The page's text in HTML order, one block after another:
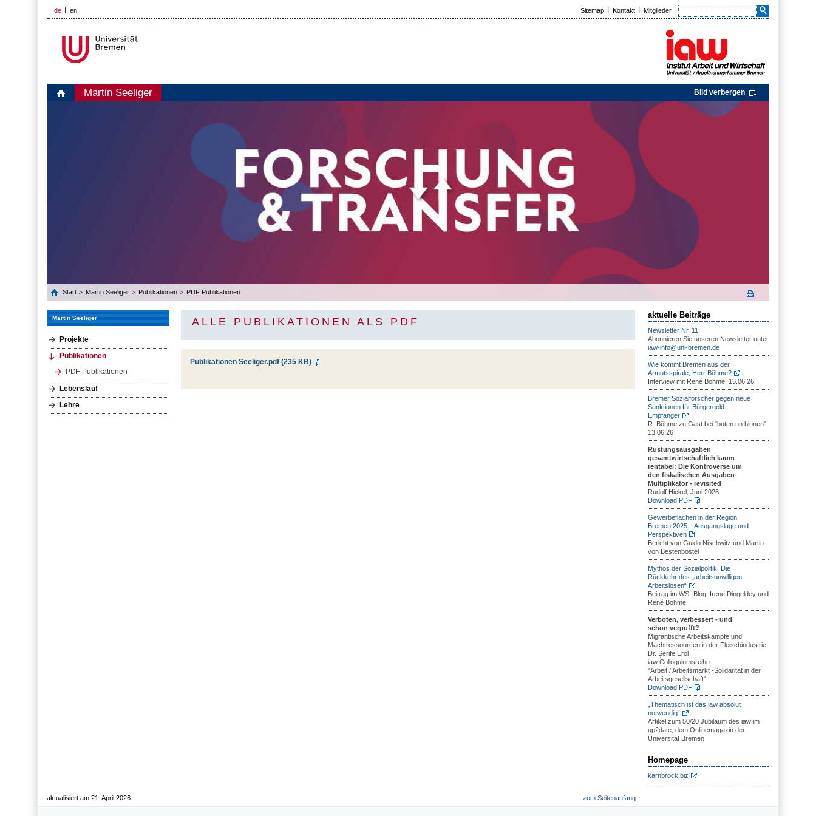
de en Sitemap Kontakt Mitglieder
Martin Seeliger Bild verbergen
Start Martin Seeliger Publikationen PDF Publikationen
Martin Seeliger
Projekte
Publikationen
PDF Publikationen
Lebenslauf
Lehre
ALLE PUBLIKATIONEN ALS PDF
Publikationen Seeliger.pdf (235 KB)
aktuelle Beiträge
Newsletter Nr. 11
Abonnieren Sie unseren Newsletter unter
iaw-info@uni-bremen.de
Wie kommt Bremen aus der
Armutsspirale, Herr Böhme?
Interview mit René Böhme, 13.06.26
Bremer Sozialforscher gegen neue
Sanktionen für Bürgergeld-
Empfänger
R. Böhme zu Gast bei "buten un binnen",
13.06.26
Rüstungsausgaben
gesamtwirtschaftlich kaum
rentabel: Die Kontroverse um
den fiskalischen Ausgaben-
Multiplikator - revisited
Rudolf Hickel, Juni 2026
Download PDF
Gewerbeflächen in der Region
Bremen 2025 – Ausgangslage und
Perspektiven
Bericht von Guido Nischwitz und Martin
von Bestenbostel
Mythos der Sozialpolitik: Die
Rückkehr des „arbeitsunwilligen
Arbeitslosen“
Beitrag im WSI-Blog, Irene Dingeldey und
René Böhme
Verboten, verbessert - und
schon verpufft?
Migrantische Arbeitskämpfe und
Machtressourcen in der Fleischindustrie
Dr. Şerife Erol
iaw Colloquiumsreihe
"Arbeit / Arbeitsmarkt -Solidarität in der
Arbeitsgesellschaft"
Download PDF
„Thematisch ist das iaw absolut
notwendig“
Artikel zum 50/20 Jubiläum des iaw im
up2date, dem Onlinemagazin der
Universität Bremen
Homepage
karnbrock.biz
aktualisiert am 21. April 2026 zum Seitenanfang